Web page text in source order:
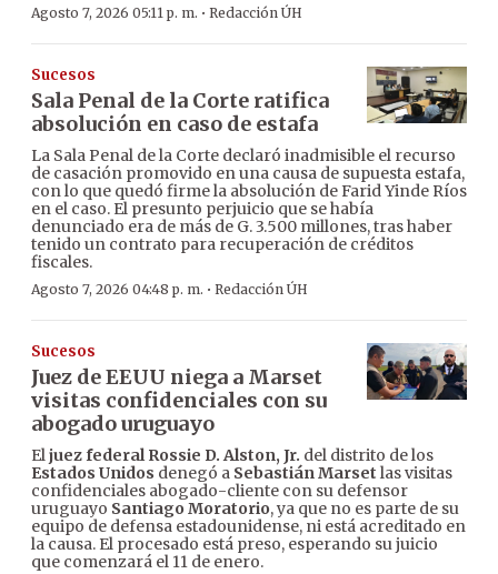
Agosto 7, 2026 05:11 p. m. · Redacción ÚH
Sucesos
Sala Penal de la Corte ratifica
absolución en caso de estafa
La Sala Penal de la Corte declaró inadmisible el recurso
de casación promovido en una causa de supuesta estafa,
con lo que quedó firme la absolución de Farid Yinde Ríos
en el caso. El presunto perjuicio que se había
denunciado era de más de G. 3.500 millones, tras haber
tenido un contrato para recuperación de créditos
fiscales.
Agosto 7, 2026 04:48 p. m. · Redacción ÚH
Sucesos
Juez de EEUU niega a Marset
visitas confidenciales con su
abogado uruguayo
Eljuez federal Rossie D. Alston, Jr. del distrito de los
Estados Unidos denegó a Sebastián Marset las visitas
confidenciales abogado-cliente con su defensor
uruguayo Santiago Moratorio, ya que no es parte de su
equipo de defensa estadounidense, ni está acreditado en
la causa. El procesado está preso, esperando su juicio
que comenzará el 11 de enero.